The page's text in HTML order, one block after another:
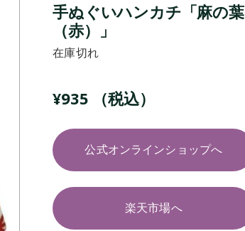
手ぬぐいハンカチ「麻の葉
（赤）」
在庫切れ
¥935 （税込）
公式オンラインショップへ
楽天市場へ